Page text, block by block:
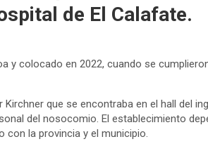
de El Calafate.
y colocado en 2022, cuando se
que se encontraba en el hall del
del nosocomio. El establecimiento
con la provincia y el municipio.